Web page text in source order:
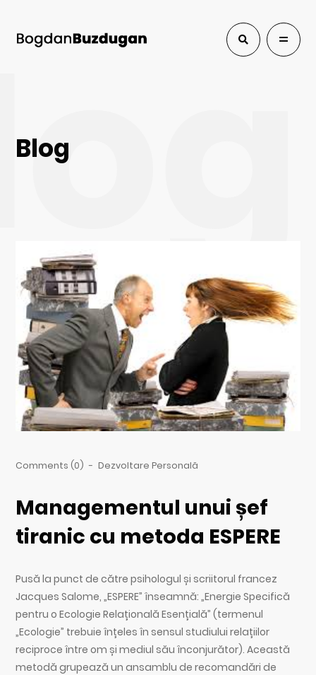
Blog
Comments (0) - Dezvoltare Personală
Managementul unui șef
tiranic cu metoda ESPERE
Pusă la punct de către psihologul și scriitorul francez
Jacques Salome, „ESPERE” înseamnă: „Energie Specifică
pentru o Ecologie Relațională Esențială” (termenul
„Ecologie” trebuie înțeles în sensul studiului relațiilor
reciproce între om și mediul său înconjurător). Această
metodă grupează un ansamblu de recomandări de